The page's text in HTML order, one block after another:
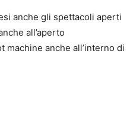
anche gli spettacoli aperti
all’aperto
machine anche all’interno di